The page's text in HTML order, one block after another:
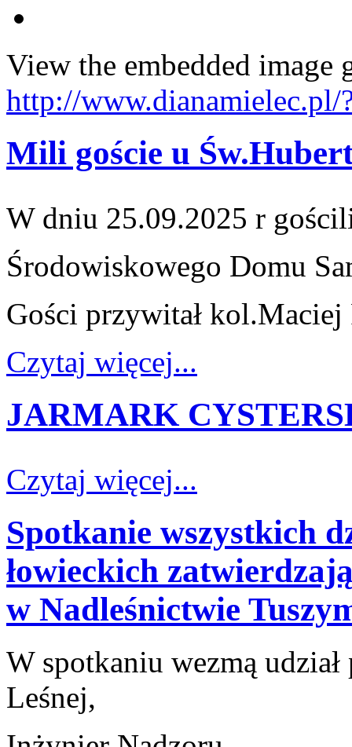
View the embedded image
http://www.dianamielec.pl/
Mili goście u
W dniu 25.09.2025 r
Środowiskowego Domu
Gości przywitał kol.Maciej
Czytaj więcej...
JARMARK
Czytaj więcej...
Spotkanie wszystkich
łowieckich
w Nadleśnictwie
W spotkaniu wezmą
Leśnej,